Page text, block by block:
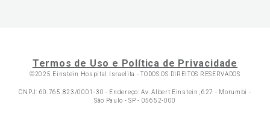
Termos de Uso e Política de Privacidade
©2025 Einstein Hospital Israelita -TODOS OS DIREITOS RESERVADOS
CNPJ: 60.765.823/0001-30 - Endereço: Av. Albert Einstein, 627 - Morumbi -
São Paulo - SP - 05652-000